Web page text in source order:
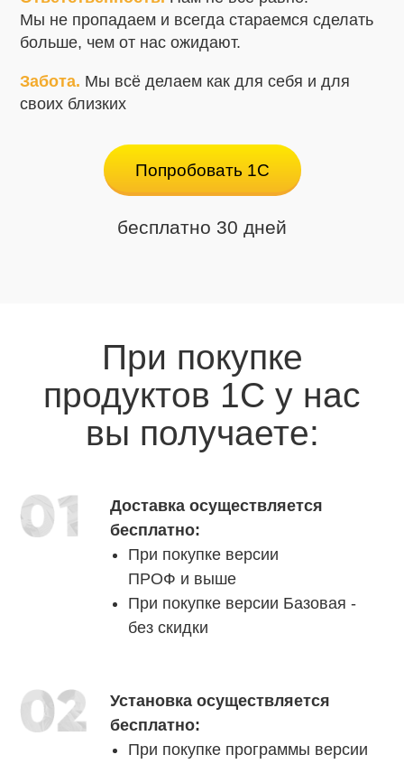
Мы не пропадаем и всегда стараемся сделать
больше, чем от нас ожидают.
Забота. Мы всё делаем как для себя и для
своих близких
Попробовать 1С
бесплатно 30 дней
При покупке
продуктов 1С у нас
вы получаете:
Доставка осуществляется
бесплатно:
При покупке версии
ПРОФ и выше
При покупке версии Базовая -
без скидки
Установка осуществляется
бесплатно:
При покупке программы версии